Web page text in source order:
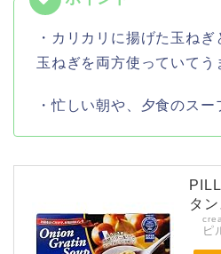
・カリカリに揚げた玉ね
玉ねぎを両方使っていてう
・忙しい朝や、夕食のスー
タ
ピ